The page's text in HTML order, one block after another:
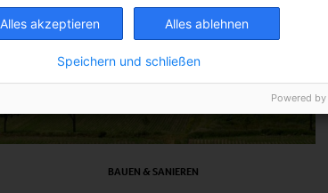
BAUEN & SANIEREN
Alles akzeptieren Alles ablehnen
Speichern und schließen
Powered by